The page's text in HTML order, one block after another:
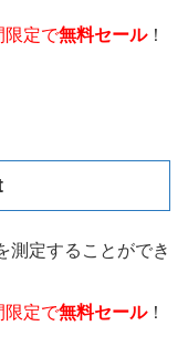
限定で無料セール！
測定することができ
限定で無料セール！